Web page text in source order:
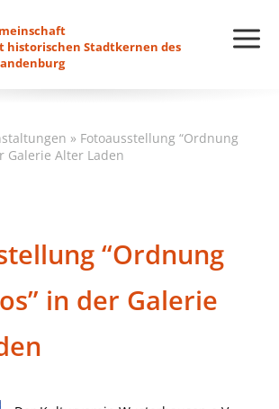
historischen Stadtkernen des
» Fotoausstellung “Ordnung
Galerie Alter Laden
“Ordnung
in der Galerie